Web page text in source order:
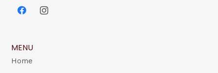
MENU
Home